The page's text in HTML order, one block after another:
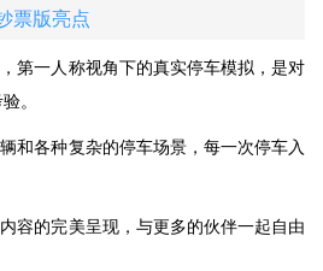
票版亮点
第一人称视角下的真实停车模拟，是对
。
和各种复杂的停车场景，每一次停车入
容的完美呈现，与更多的伙伴一起自由